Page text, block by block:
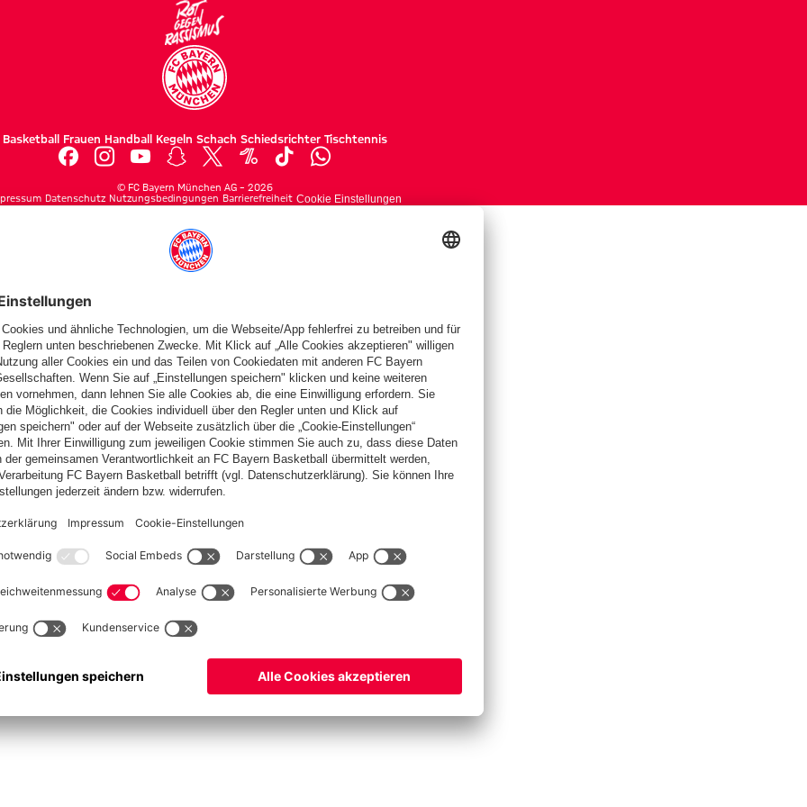
Basketball Frauen Handball Kegeln Schach Schiedsrichter Tischtennis
© FC Bayern München AG – 2026
Datenschutz Nutzungsbedingungen Barrierefreiheit Cookie Einstellungen